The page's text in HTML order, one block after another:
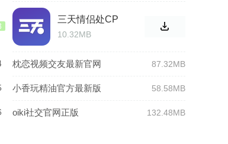
三天情侣处CP
软件
10.32MB
枕恋视频交友最新官网 87.32MB
小香玩精油官方最新版 58.58MB
oiki社交官网正版 132.48MB